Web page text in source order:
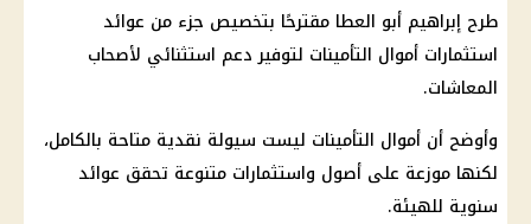
طرح إبراهيم أبو العطا مقترحًا بتخصيص جزء من عوائد
استثمارات أموال التأمينات لتوفير دعم استثنائي لأصحاب
المعاشات.
وأوضح أن أموال التأمينات ليست سيولة نقدية متاحة بالكامل،
لكنها موزعة على أصول واستثمارات متنوعة تحقق عوائد
سنوية للهيئة.